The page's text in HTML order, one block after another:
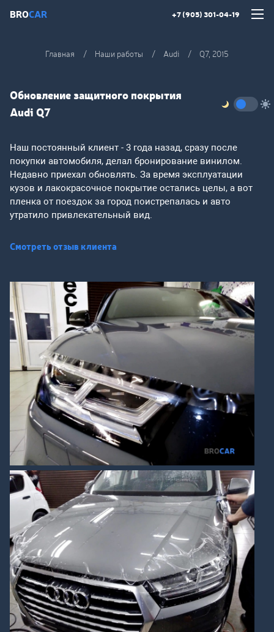
BROCAR +7 (905) 301-04-19
Главная Наши работы Audi Q7, 2015
Обновление защитного покрытия
Audi Q7
Наш постоянный клиент - 3 года назад, сразу после
покупки автомобиля, делал бронирование винилом.
Недавно приехал обновлять. За время эксплуатации
кузов и лакокрасочное покрытие остались целы, а вот
пленка от поездок за город поистрепалась и авто
утратило привлекательный вид.
Смотреть отзыв клиента